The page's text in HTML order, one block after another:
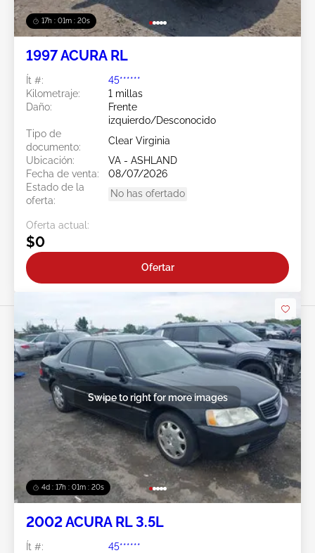
17h : 01m : 18s
1997 ACURA RL
Ít #:
45******
Kilometraje:
1 millas
Daño:
Frente
izquierdo/Desconocido
Tipo de
documento:
Clear Virginia
Ubicación:
VA - ASHLAND
Fecha de venta:
08/07/2026
Estado de la
oferta:
No has ofertado
Oferta actual:
$0
Ofertar
4d : 17h : 01m : 18s
Swipe to right for more images
2002 ACURA RL 3.5L
Ít #:
45******